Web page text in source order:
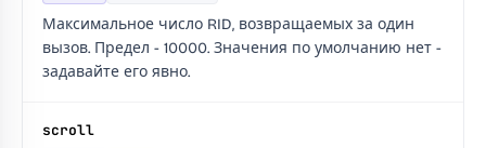
Максимальное число RID, возвращаемых за один
вызов. Предел - 10000. Значения по умолчанию нет -
задавайте его явно.
scroll